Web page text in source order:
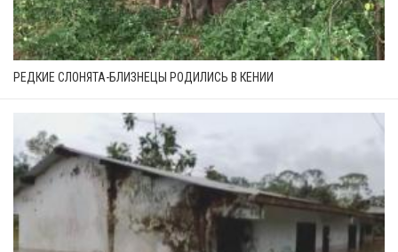
РЕДКИЕ СЛОНЯТА-БЛИЗНЕЦЫ РОДИЛИСЬ В КЕНИИ